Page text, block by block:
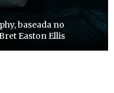
baseada no
Easton Ellis